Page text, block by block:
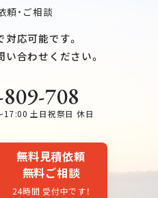
頼・ご相談
応可能です。
合わせください。
708
17:00 土日祝祭日 休日
無料見積依頼
無料ご相談
24時間 受付中です！